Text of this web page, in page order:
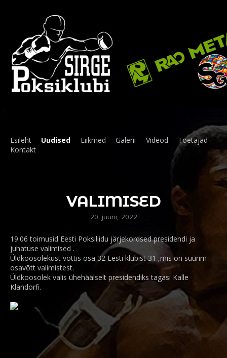
Esileht Uudised Liikmed Galerii Videod
Toetajad
Kontakt
VALIMISED
20. juuni, 2022
19.06 toimusid Eesti Poksiliidu järjekordsed presidendi ja
juhatuse valimised .
Üldkoosolekust võttis osa 32 Eesti klubist 31 ,mis on suurim
osavõtt valimistest.
Üldkoosolek valis ühehäälselt presidendiks tagasi Kalle
Klandorfi.